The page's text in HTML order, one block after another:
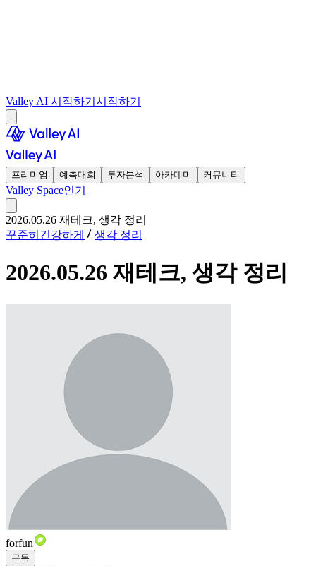
Valley AI 시작하기 시작하기
프리미엄 예측대회 투자분석 아카데미 커뮤니티
Valley Space인기
2026.05.26 재테크, 생각 정리
꾸준히건강하게
생각 정리
2026.05.26 재테크, 생각 정리
forfun
구독